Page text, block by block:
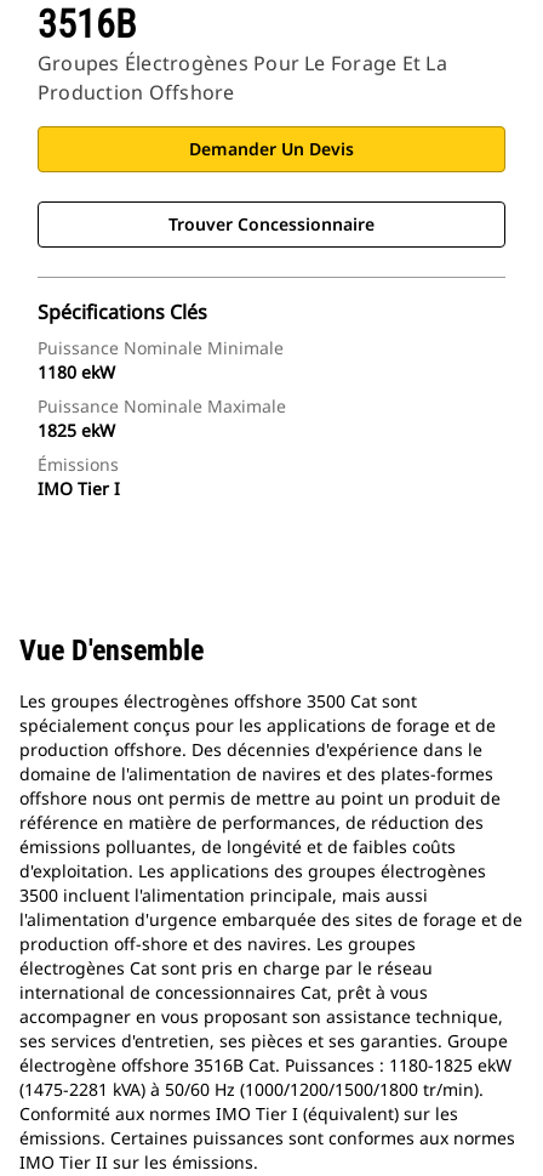
3516B
Groupes Électrogènes Pour Le Forage Et La
Production Offshore
Demander Un Devis
Trouver Concessionnaire
Spécifications Clés
Puissance Nominale Minimale
1180 ekW
Puissance Nominale Maximale
1825 ekW
Émissions
IMO Tier I
Vue D'ensemble
Les groupes électrogènes offshore 3500 Cat sont
spécialement conçus pour les applications de forage et de
production offshore. Des décennies d'expérience dans le
domaine de l'alimentation de navires et des plates-formes
offshore nous ont permis de mettre au point un produit de
référence en matière de performances, de réduction des
émissions polluantes, de longévité et de faibles coûts
d'exploitation. Les applications des groupes électrogènes
3500 incluent l'alimentation principale, mais aussi
l'alimentation d'urgence embarquée des sites de forage et de
production off-shore et des navires. Les groupes
électrogènes Cat sont pris en charge par le réseau
international de concessionnaires Cat, prêt à vous
accompagner en vous proposant son assistance technique,
ses services d'entretien, ses pièces et ses garanties. Groupe
électrogène offshore 3516B Cat. Puissances : 1180-1825 ekW
(1475-2281 kVA) à 50/60 Hz (1000/1200/1500/1800 tr/min).
Conformité aux normes IMO Tier I (équivalent) sur les
émissions. Certaines puissances sont conformes aux normes
IMO Tier II sur les émissions.